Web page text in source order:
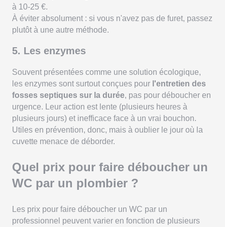
à 10-25 €.
À éviter absolument : si vous n'avez pas de furet, passez
plutôt à une autre méthode.
5. Les enzymes
Souvent présentées comme une solution écologique,
les enzymes sont surtout conçues pour l'entretien des
fosses septiques sur la durée, pas pour déboucher en
urgence. Leur action est lente (plusieurs heures à
plusieurs jours) et inefficace face à un vrai bouchon.
Utiles en prévention, donc, mais à oublier le jour où la
cuvette menace de déborder.
Quel prix pour faire déboucher un
WC par un plombier ?
Les prix pour faire déboucher un WC par un
professionnel peuvent varier en fonction de plusieurs